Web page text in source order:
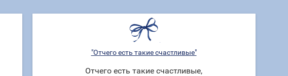
"Отчего есть такие счастливые"
Отчего есть такие счастливые,